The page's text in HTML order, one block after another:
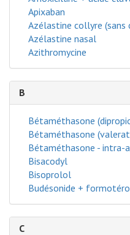
Apixaban
Azélastine collyre (sans
Azélastine nasal
Azithromycine
B
Bétaméthasone
Bétaméthasone
Bétaméthasone - intra-
Bisacodyl
Bisoprolol
Budésonide +
C